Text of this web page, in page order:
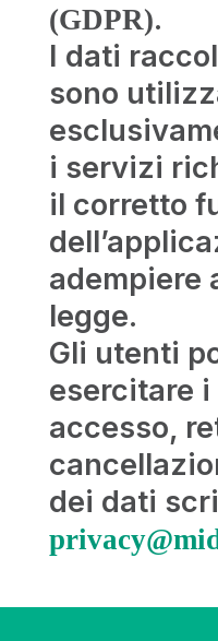
(GDPR).
I dati
sono
i servizi
il corretto
adempiere
legge.
Gli utenti
esercitare
accesso,
dei dati